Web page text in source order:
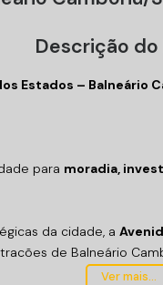
Descrição do
Estados – Balneário
para moradia,
da cidade, a
de Balneário
Ver mais...